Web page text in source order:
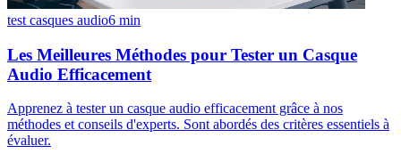
test casques audio6 min
Les Meilleures Méthodes pour Tester un Casque
Audio Efficacement
Apprenez à tester un casque audio efficacement grâce à nos
méthodes et conseils d'experts. Sont abordés des critères essentiels à
évaluer.